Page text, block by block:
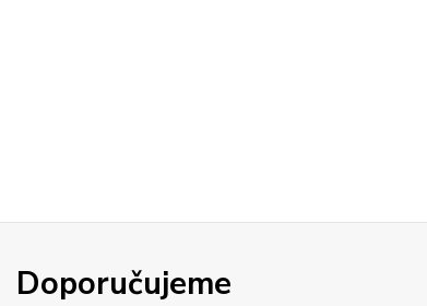
Doporučujeme